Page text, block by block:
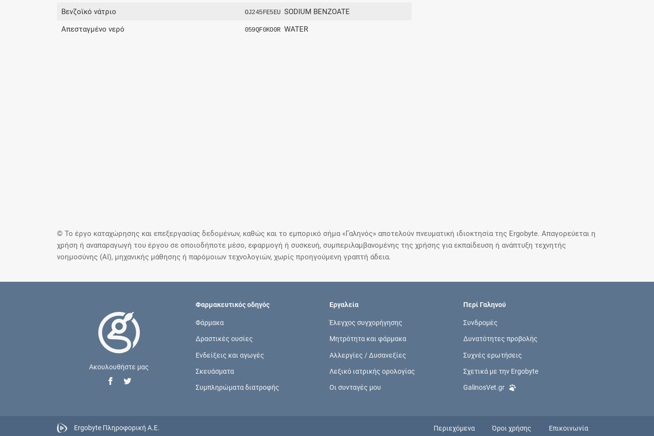
Βενζοϊκό νάτριο OJ245FE5EU SODIUM BENZOATE
Απεσταγμένο νερό 059QF0KO0R WATER
© Το έργο καταχώρησης και επεξεργασίας δεδομένων, καθώς και το εμπορικό σήμα «Γαληνός» αποτελούν πνευματική ιδιοκτησία της Ergobyte. Απαγορεύεται η
χρήση ή αναπαραγωγή του έργου σε οποιοδήποτε μέσο, εφαρμογή ή συσκευή, συμπεριλαμβανομένης της χρήσης για εκπαίδευση ή ανάπτυξη τεχνητής
νοημοσύνης (AI), μηχανικής μάθησης ή παρόμοιων τεχνολογιών, χωρίς προηγούμενη γραπτή άδεια.
Ακουλουθήστε μας
Φαρμακευτικός οδηγός
Φάρμακα
Δραστικές ουσίες
Ενδείξεις και αγωγές
Σκευάσματα
Συμπληρώματα διατροφής
Εργαλεία
Έλεγχος συγχορήγησης
Μητρότητα και φάρμακα
Αλλεργίες / Δυσανεξίες
Λεξικό ιατρικής ορολογίας
Οι συνταγές μου
Περί Γαληνού
Συνδρομές
Δυνατότητες προβολής
Συχνές ερωτήσεις
Σχετικά με την Ergobyte
GalinosVet.gr
Ergobyte Πληροφορική Α.Ε. Περιεχόμενα Όροι χρήσης Επικοινωνία